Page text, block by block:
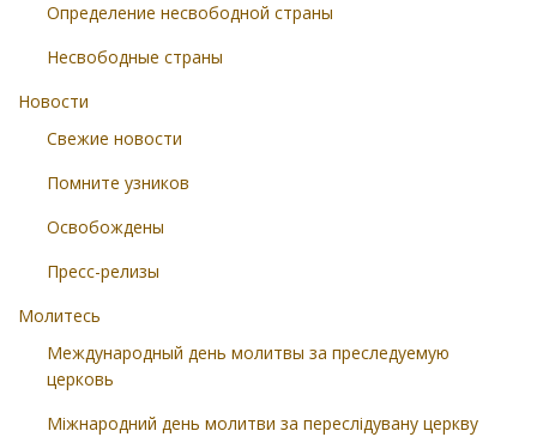
Определение несвободной страны
Несвободные страны
Новости
Свежие новости
Помните узников
Освобождены
Пресс-релизы
Молитесь
Международный день молитвы за преследуемую
церковь
Міжнародний день молитви за переслідувану церкву